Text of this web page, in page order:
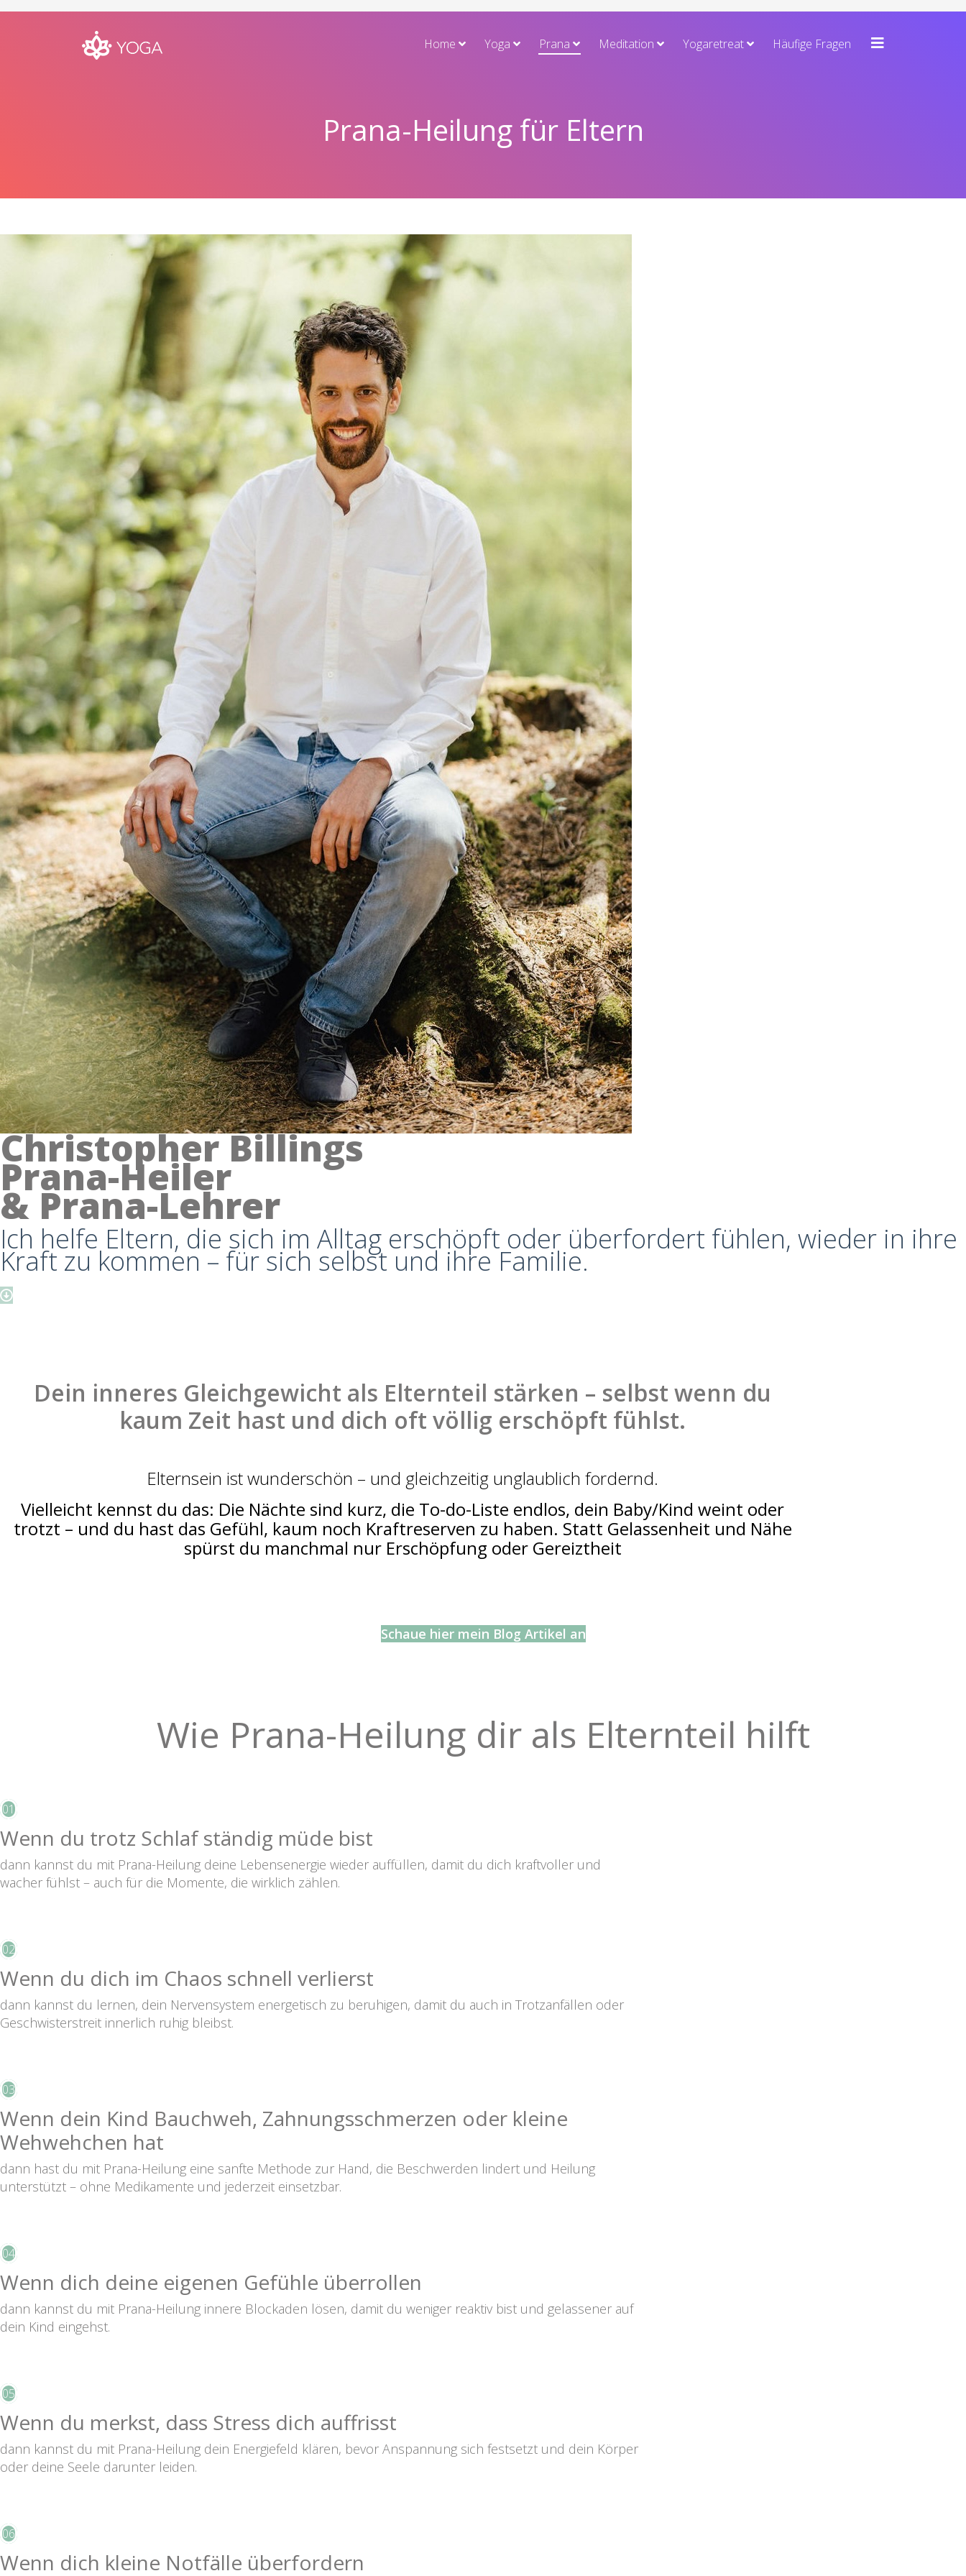
Home Yoga Prana Meditation Yogaretreat Häufige Fragen
Prana-Heilung für Eltern
Christopher Billings
Prana-Heiler
& Prana-Lehrer
Ich helfe Eltern, die sich im Alltag erschöpft oder überfordert fühlen, wieder in ihre
Kraft zu kommen – für sich selbst und ihre Familie.
Dein inneres Gleichgewicht als Elternteil stärken – selbst wenn du
kaum Zeit hast und dich oft völlig erschöpft fühlst.
Elternsein ist wunderschön – und gleichzeitig unglaublich fordernd.
Vielleicht kennst du das: Die Nächte sind kurz, die To-do-Liste endlos, dein Baby/Kind weint oder
trotzt – und du hast das Gefühl, kaum noch Kraftreserven zu haben. Statt Gelassenheit und Nähe
spürst du manchmal nur Erschöpfung oder Gereiztheit
Schaue hier mein Blog Artikel an
Wie Prana-Heilung dir als Elternteil hilft
01
Wenn du trotz Schlaf ständig müde bist
dann kannst du mit Prana-Heilung deine Lebensenergie wieder auffüllen, damit du dich kraftvoller und
wacher fühlst – auch für die Momente, die wirklich zählen.
02
Wenn du dich im Chaos schnell verlierst
dann kannst du lernen, dein Nervensystem energetisch zu beruhigen, damit du auch in Trotzanfällen oder
Geschwisterstreit innerlich ruhig bleibst.
03
Wenn dein Kind Bauchweh, Zahnungsschmerzen oder kleine
Wehwehchen hat
dann hast du mit Prana-Heilung eine sanfte Methode zur Hand, die Beschwerden lindert und Heilung
unterstützt – ohne Medikamente und jederzeit einsetzbar.
04
Wenn dich deine eigenen Gefühle überrollen
dann kannst du mit Prana-Heilung innere Blockaden lösen, damit du weniger reaktiv bist und gelassener auf
dein Kind eingehst.
05
Wenn du merkst, dass Stress dich auffrisst
dann kannst du mit Prana-Heilung dein Energiefeld klären, bevor Anspannung sich festsetzt und dein Körper
oder deine Seele darunter leiden.
06
Wenn dich kleine Notfälle überfordern